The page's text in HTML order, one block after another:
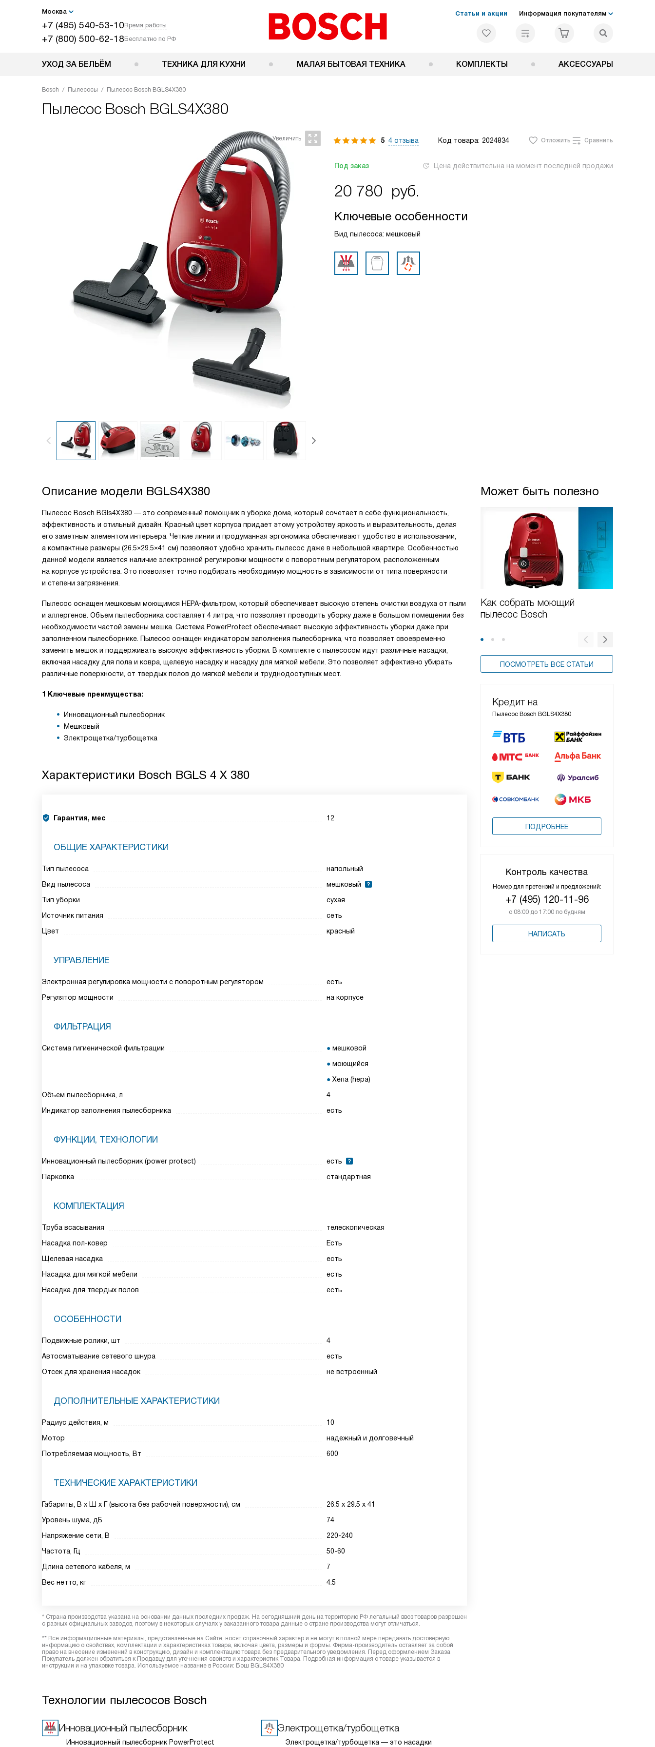
Москва
+7 (495) 540-53-10Время работы
+7 (800) 500-62-18Бесплатно по РФ
Статьи и акции Информация покупателям
УХОД ЗА БЕЛЬЁМ ТЕХНИКА ДЛЯ КУХНИ МАЛАЯ БЫТОВАЯ ТЕХНИКА КОМПЛЕКТЫ АКСЕССУАРЫ
Bosch Пылесосы Пылесос Bosch BGLS4X380
Пылесос Bosch BGLS4X380
5 4 отзыва Код товара: 2024834 Отложить Сравнить
Под заказ Цена действительна на момент последней продажи
20 780 руб.
Ключевые особенности
Вид пылесоса: мешковый
Может быть полезно
Как собрать моющий
пылесос Bosch
ПОСМОТРЕТЬ ВСЕ СТАТЬИ
Кредит на
Пылесос Bosch BGLS4X380
ПОДРОБНЕЕ
Контроль качества
Номер для претензий и предложений:
+7 (495) 120-11-96
с 08:00 до 17:00 по будням
НАПИСАТЬ
Описание модели BGLS4X380
Пылесос Bosch BGls4X380 — это современный помощник в уборке дома, который сочетает в себе функциональность,
эффективность и стильный дизайн. Красный цвет корпуса придает этому устройству яркость и выразительность, делая
его заметным элементом интерьера. Четкие линии и продуманная эргономика обеспечивают удобство в использовании,
а компактные размеры (26.5×29.5×41 см) позволяют удобно хранить пылесос даже в небольшой квартире. Особенностью
данной модели является наличие электронной регулировки мощности с поворотным регулятором, расположенным
на корпусе устройства. Это позволяет точно подбирать необходимую мощность в зависимости от типа поверхности
и степени загрязнения.
Пылесос оснащен мешковым моющимся HEPA-фильтром, который обеспечивает высокую степень очистки воздуха от пыли
и аллергенов. Объем пылесборника составляет 4 литра, что позволяет проводить уборку даже в большом помещении без
необходимости частой замены мешка. Система PowerProtect обеспечивает высокую эффективность уборки даже при
заполненном пылесборнике. Пылесос оснащен индикатором заполнения пылесборника, что позволяет своевременно
заменить мешок и поддерживать высокую эффективность уборки. В комплекте с пылесосом идут различные насадки,
включая насадку для пола и ковра, щелевую насадку и насадку для мягкой мебели. Это позволяет эффективно убирать
различные поверхности, от твердых полов до мягкой мебели и труднодоступных мест.
1 Ключевые преимущества:
Инновационный пылесборник
Мешковый
Электрощетка/турбощетка
Характеристики Bosch BGLS 4 X 380
Гарантия, мес 12
ОБЩИЕ ХАРАКТЕРИСТИКИ
Тип пылесоса
напольный
Вид пылесоса
мешковый
Тип уборки
сухая
Источник питания
сеть
Цвет
красный
УПРАВЛЕНИЕ
Электронная регулировка мощности с поворотным регулятором
есть
Регулятор мощности
на корпусе
ФИЛЬТРАЦИЯ
Система гигиенической фильтрации
мешковой
моющийся
Хепа (hepa)
Объем пылесборника, л
4
Индикатор заполнения пылесборника
есть
ФУНКЦИИ, ТЕХНОЛОГИИ
Инновационный пылесборник (power protect)
есть
Парковка
стандартная
КОМПЛЕКТАЦИЯ
Труба всасывания
телескопическая
Насадка пол-ковер
Есть
Щелевая насадка
есть
Насадка для мягкой мебели
есть
Насадка для твердых полов
есть
ОСОБЕННОСТИ
Подвижные ролики, шт
4
Автосматывание сетевого шнура
есть
Отсек для хранения насадок
не встроенный
ДОПОЛНИТЕЛЬНЫЕ ХАРАКТЕРИСТИКИ
Радиус действия, м
10
Мотор
надежный и долговечный
Потребляемая мощность, Вт
600
ТЕХНИЧЕСКИЕ ХАРАКТЕРИСТИКИ
Габариты, В х Ш х Г (высота без рабочей поверхности), см
26.5 х 29.5 х 41
Уровень шума, дБ
74
Напряжение сети, В
220-240
Частота, Гц
50-60
Длина сетевого кабеля, м
7
Вес нетто, кг
4.5
* Страна производства указана на основании данных последних продаж. На сегодняшний день на территорию РФ легальный ввоз товаров разрешен
с разных официальных заводов, поэтому в некоторых случаях у заказанного товара данные о стране производства могут отличаться.
** Все информационные материалы, представленные на Сайте, носят справочный характер и не могут в полной мере передавать достоверную
информацию о свойствах, комплектации и характеристиках товара, включая цвета, размеры и формы. Фирма-производитель оставляет за собой
право на внесение изменений в конструкцию, дизайн и комплектацию товара без предварительного уведомления. Перед оформлением Заказа
Покупатель должен обратиться к Продавцу для уточнения свойств и характеристик Товара. Подробная информация о товаре указывается в
инструкции и на упаковке товара. Используемое название в России: Бош BGLS4X380
Технологии пылесосов Bosch
Инновационный пылесборник
Инновационный пылесборник PowerProtect
Электрощетка/турбощетка
Электрощетка/турбощетка — это насадки